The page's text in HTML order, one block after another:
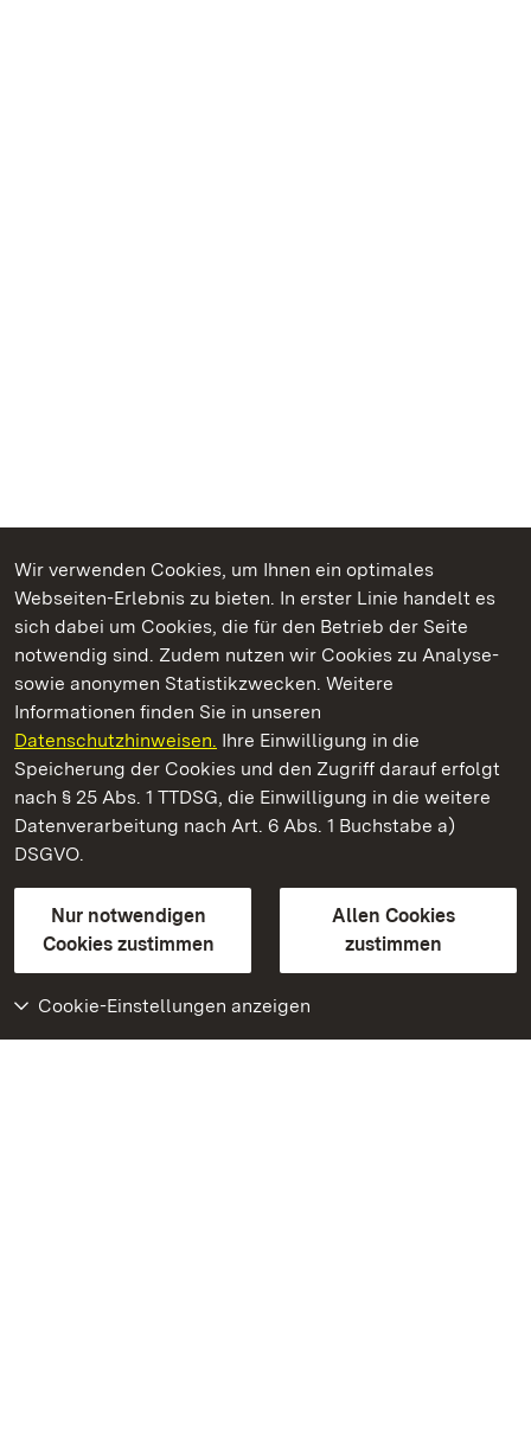
Wir verwenden Cookies, um Ihnen ein optimales
Webseiten-Erlebnis zu bieten. In erster Linie handelt es
sich dabei um Cookies, die für den Betrieb der Seite
notwendig sind. Zudem nutzen wir Cookies zu Analyse-
sowie anonymen Statistikzwecken. Weitere
Informationen finden Sie in unseren
Datenschutzhinweisen. Ihre Einwilligung in die
Speicherung der Cookies und den Zugriff darauf erfolgt
nach § 25 Abs. 1 TTDSG, die Einwilligung in die weitere
Datenverarbeitung nach Art. 6 Abs. 1 Buchstabe a)
DSGVO.
Nur notwendigen
Cookies zustimmen
Allen Cookies
zustimmen
Cookie-Einstellungen anzeigen
Kommen. Staunen. Genießen.
Kloster Maulbronn
Staatliche Schlösser und Gärten Baden-Württemberg
Kontakt
GebärdenspracheLeichte Sprache
Erklärung zur Barrierefreiheit
BITV-konform (geprüfte Seiten)
Weiteres